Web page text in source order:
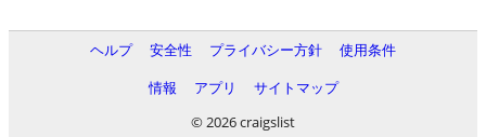
ヘルプ 安全性 プライバシー方針
使用条件
情報
アプリ
サイトマップ
© 2026 craigslist